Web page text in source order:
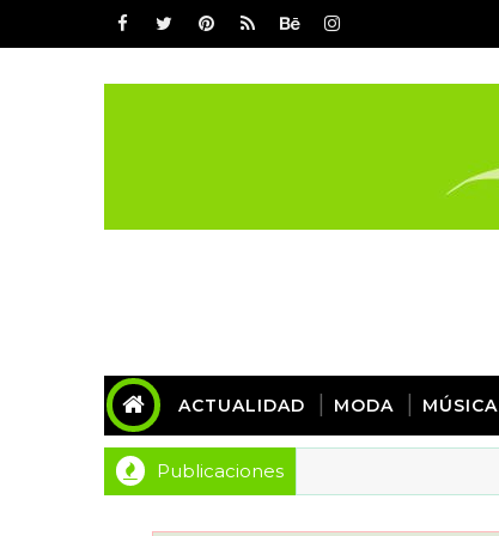
ACTUALIDAD MODA MÚSICA
Publicaciones